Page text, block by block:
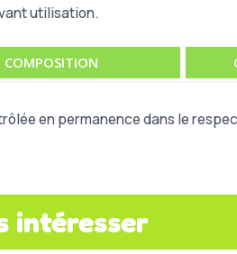
utilisation.
COMPOSITION
en permanence dans le
intéresser